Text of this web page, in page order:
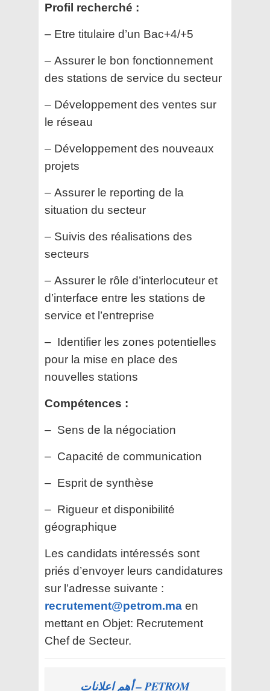
Profil recherché :
– Etre titulaire d’un Bac+4/+5
– Assurer le bon fonctionnement
des stations de service du secteur
– Développement des ventes sur
le réseau
– Développement des nouveaux
projets
– Assurer le reporting de la
situation du secteur
– Suivis des réalisations des
secteurs
– Assurer le rôle d’interlocuteur et
d’interface entre les stations de
service et l’entreprise
– Identifier les zones potentielles
pour la mise en place des
nouvelles stations
Compétences :
– Sens de la négociation
– Capacité de communication
– Esprit de synthèse
– Rigueur et disponibilité
géographique
Les candidats intéressés sont
priés d’envoyer leurs candidatures
sur l’adresse suivante :
recrutement@petrom.ma en
mettant en Objet: Recrutement
Chef de Secteur.
PETROM – أهم اعلانات